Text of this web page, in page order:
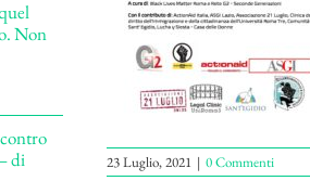
23 Luglio, 2021 | 0 Commenti
Non
di